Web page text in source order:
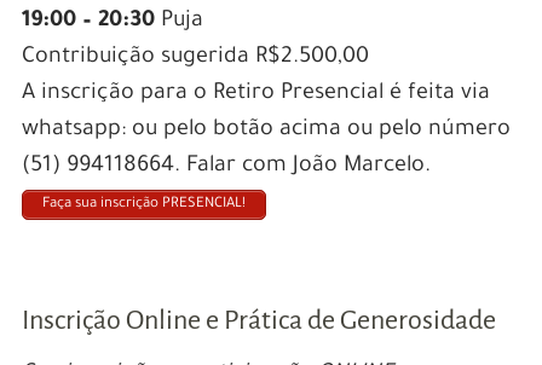
19:00 – 20:30Puja
Contribuição sugerida R$2.500,00
A inscrição para o Retiro Presencial é feita via
whatsapp: ou pelo botão acima ou pelo número
(51) 994118664. Falar com João Marcelo.
Faça sua inscrição PRESENCIAL!
Inscrição Online e Prática de Generosidade